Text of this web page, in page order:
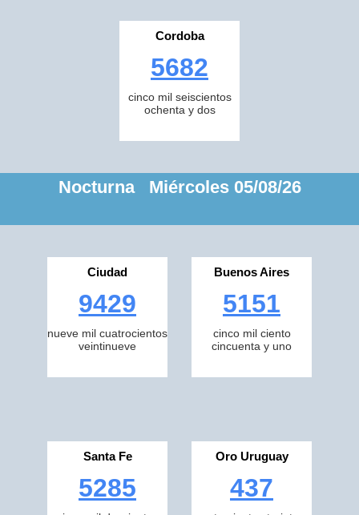
Cordoba
5682
cinco mil seiscientos
ochenta y dos
Nocturna Miércoles 05/08/26
Ciudad
9429
nueve mil cuatrocientos
veintinueve
Buenos Aires
5151
cinco mil ciento
cincuenta y uno
Santa Fe
5285
Oro Uruguay
437